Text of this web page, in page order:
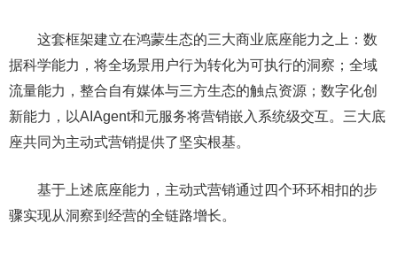
这套框架建立在鸿蒙生态的三大商业底座能力之上：数
据科学能力，将全场景用户行为转化为可执行的洞察；全域
流量能力，整合自有媒体与三方生态的触点资源；数字化创
新能力，以AIAgent和元服务将营销嵌入系统级交互。三大底
座共同为主动式营销提供了坚实根基。
基于上述底座能力，主动式营销通过四个环环相扣的步
骤实现从洞察到经营的全链路增长。